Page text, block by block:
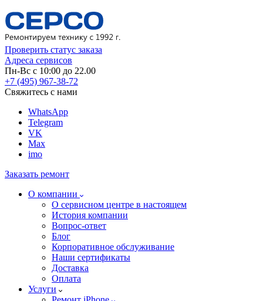
Проверить статус заказа
Адреса сервисов
Пн-Вс с 10:00 до 22.00
+7 (495) 967-38-72
Свяжитесь с нами
WhatsApp
Telegram
VK
Max
imo
Заказать ремонт
О компании
О сервисном центре в настоящем
История компании
Вопрос-ответ
Блог
Корпоративное обслуживание
Наши сертификаты
Доставка
Оплата
Услуги